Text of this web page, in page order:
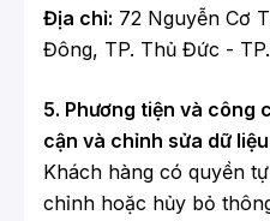
Địa chỉ: 72 Nguyễn Cơ
Đông, TP. Thủ Đức -
5. Phương tiện và công
cận và chỉnh sửa dữ
Khách hàng có quyền
chỉnh hoặc hủy bỏ